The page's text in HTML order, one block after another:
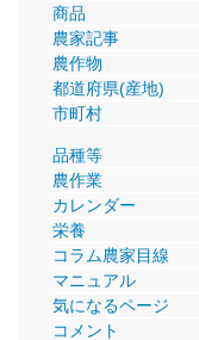
商品
農家記事
農作物
都道府県(産地)
市町村
品種等
農作業
カレンダー
栄養
コラム農家目線
マニュアル
気になるページ
コメント